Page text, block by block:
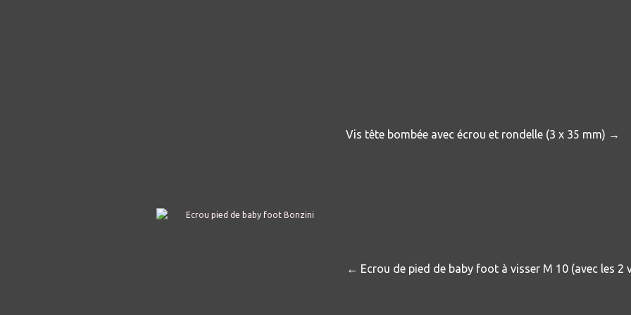
Vis tête bombée avec écrou et rondelle (3 x 35 mm) →
← Ecrou de pied de baby foot à visser M 10 (avec les 2